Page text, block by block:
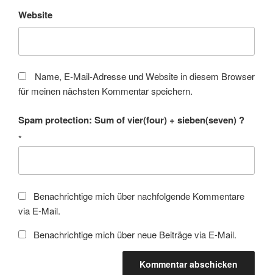
Website
Name, E-Mail-Adresse und Website in diesem Browser
für meinen nächsten Kommentar speichern.
Spam protection: Sum of vier(four) + sieben(seven) ?
*
Benachrichtige mich über nachfolgende Kommentare
via E-Mail.
Benachrichtige mich über neue Beiträge via E-Mail.